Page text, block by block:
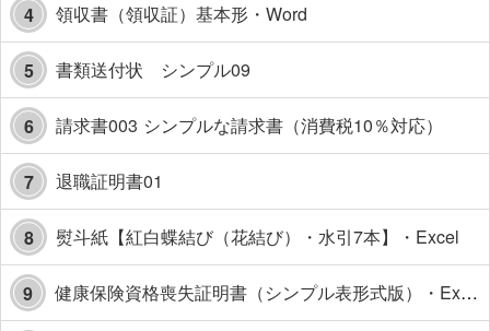
4 領収書（領収証）基本形・Word
5 書類送付状 シンプル09
6 請求書003 シンプルな請求書（消費税10％対応）
7 退職証明書01
8 熨斗紙【紅白蝶結び（花結び）・水引7本】・Excel
9 健康保険資格喪失証明書（シンプル表形式版）・Excel【見本付き】